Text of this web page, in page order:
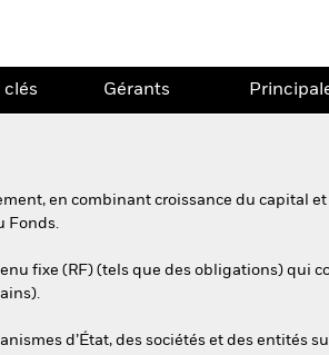
clés Gérants
en combinant croissance du capital
Fonds.
fixe (RF) (tels que des obligations) qui
d’État, des sociétés et des entités